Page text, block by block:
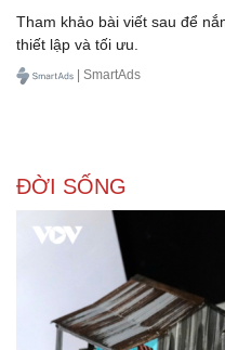
Cây thuốc
Sản phụ khoa
Nhi khoa
Làm đẹp - giảm cân
Phòng mạch online
Ăn sạch sống khỏe
Tham khảo bài viết sau để
thiết lập và tối ưu.
| SmartAds
ĐỜI SỐNG